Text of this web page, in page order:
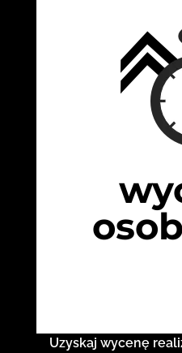
Uzyskaj wycenę